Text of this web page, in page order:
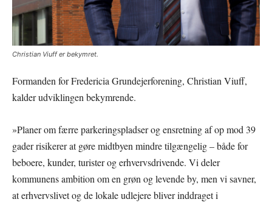
Christian Viuff er bekymret.
Formanden for Fredericia Grundejerforening, Christian Viuff,
kalder udviklingen bekymrende.
»Planer om færre parkeringspladser og ensretning af op mod 39
gader risikerer at gøre midtbyen mindre tilgængelig – både for
beboere, kunder, turister og erhvervsdrivende. Vi deler
kommunens ambition om en grøn og levende by, men vi savner,
at erhvervslivet og de lokale udlejere bliver inddraget i